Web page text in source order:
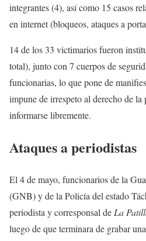
integrantes (4), así como 15 casos
en internet (bloqueos, ataques a
14 de los 33 victimarios fueron
total), junto con 7 cuerpos de
funcionarias, lo que pone de
impune de irrespeto al derecho de la
informarse libremente.
Ataques a periodistas
El 4 de mayo, funcionarios de la
(GNB) y de la Policía del estado
periodista y corresponsal de La
luego de que terminara de grabar